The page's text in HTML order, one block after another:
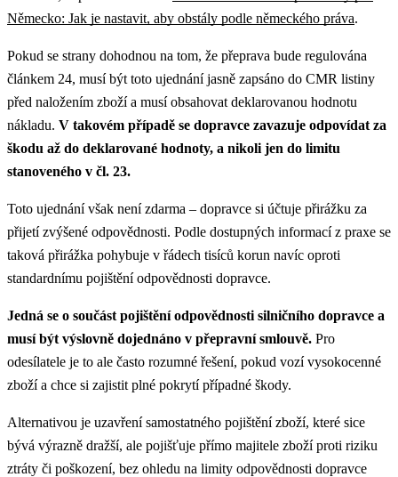
Německo: Jak je nastavit, aby obstály podle německého práva.
Pokud se strany dohodnou na tom, že přeprava bude regulována
článkem 24, musí být toto ujednání jasně zapsáno do CMR listiny
před naložením zboží a musí obsahovat deklarovanou hodnotu
nákladu. V takovém případě se dopravce zavazuje odpovídat za
škodu až do deklarované hodnoty, a nikoli jen do limitu
stanoveného v čl. 23.
Toto ujednání však není zdarma – dopravce si účtuje přirážku za
přijetí zvýšené odpovědnosti. Podle dostupných informací z praxe se
taková přirážka pohybuje v řádech tisíců korun navíc oproti
standardnímu pojištění odpovědnosti dopravce.
Jedná se o součást pojištění odpovědnosti silničního dopravce a
musí být výslovně dojednáno v přepravní smlouvě. Pro
odesílatele je to ale často rozumné řešení, pokud vozí vysokocenné
zboží a chce si zajistit plné pokrytí případné škody.
Alternativou je uzavření samostatného pojištění zboží, které sice
bývá výrazně dražší, ale pojišťuje přímo majitele zboží proti riziku
ztráty či poškození, bez ohledu na limity odpovědnosti dopravce